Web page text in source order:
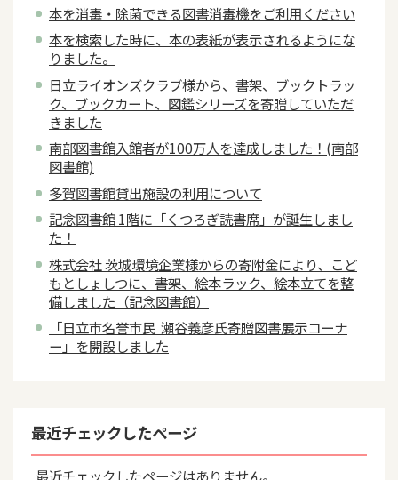
本を消毒・除菌できる図書消毒機をご利用ください
本を検索した時に、本の表紙が表示されるようにな
りました。
日立ライオンズクラブ様から、書架、ブックトラッ
ク、ブックカート、図鑑シリーズを寄贈していただ
きました
南部図書館入館者が100万人を達成しました！(南部
図書館)
多賀図書館貸出施設の利用について
記念図書館 1階に「くつろぎ読書席」が誕生しまし
た！
株式会社 茨城環境企業様からの寄附金により、こど
もとしょしつに、書架、絵本ラック、絵本立てを整
備しました（記念図書館）
「日立市名誉市民 瀬谷義彦氏寄贈図書展示コーナ
ー」を開設しました
最近チェックしたページ
最近チェックしたページはありません。